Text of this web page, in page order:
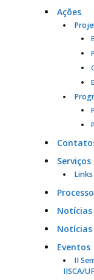
Ações
Serviços
Notícias
Notícias
Eventos
II
IISCA/